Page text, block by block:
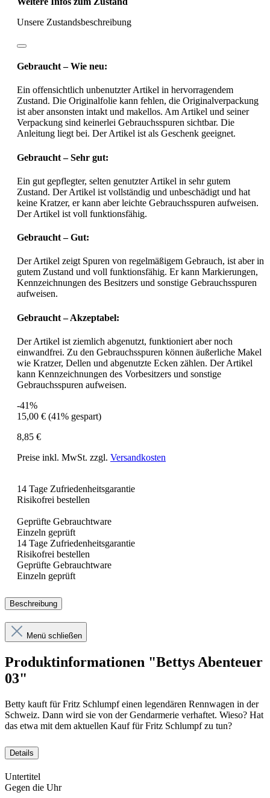
Unsere Zustandsbeschreibung
Gebraucht – Wie neu:
Ein offensichtlich unbenutzter Artikel in hervorragendem
Zustand. Die Originalfolie kann fehlen, die Originalverpackung
ist aber ansonsten intakt und makellos. Am Artikel und seiner
Verpackung sind keinerlei Gebrauchsspuren sichtbar. Die
Anleitung liegt bei. Der Artikel ist als Geschenk geeignet.
Gebraucht – Sehr gut:
Ein gut gepflegter, selten genutzter Artikel in sehr gutem
Zustand. Der Artikel ist vollständig und unbeschädigt und hat
keine Kratzer, er kann aber leichte Gebrauchsspuren aufweisen.
Der Artikel ist voll funktionsfähig.
Gebraucht – Gut:
Der Artikel zeigt Spuren von regelmäßigem Gebrauch, ist aber in
gutem Zustand und voll funktionsfähig. Er kann Markierungen,
Kennzeichnungen des Besitzers und sonstige Gebrauchsspuren
aufweisen.
Gebraucht – Akzeptabel:
Der Artikel ist ziemlich abgenutzt, funktioniert aber noch
einwandfrei. Zu den Gebrauchsspuren können äußerliche Makel
wie Kratzer, Dellen und abgenutzte Ecken zählen. Der Artikel
kann Kennzeichnungen des Vorbesitzers und sonstige
Gebrauchsspuren aufweisen.
-41%
15,00 € (41% gespart)
8,85 €
Preise inkl. MwSt. zzgl. Versandkosten
14 Tage Zufriedenheitsgarantie
Risikofrei bestellen
Geprüfte Gebrauchtware
Einzeln geprüft
14 Tage Zufriedenheitsgarantie
Risikofrei bestellen
Geprüfte Gebrauchtware
Einzeln geprüft
Beschreibung
Menü schließen
Produktinformationen "Bettys Abenteuer
03"
Betty kauft für Fritz Schlumpf einen legendären Rennwagen in der
Schweiz. Dann wird sie von der Gendarmerie verhaftet. Wieso? Hat
das etwa mit dem aktuellen Kauf für Fritz Schlumpf zu tun?
Details
Untertitel
Gegen die Uhr